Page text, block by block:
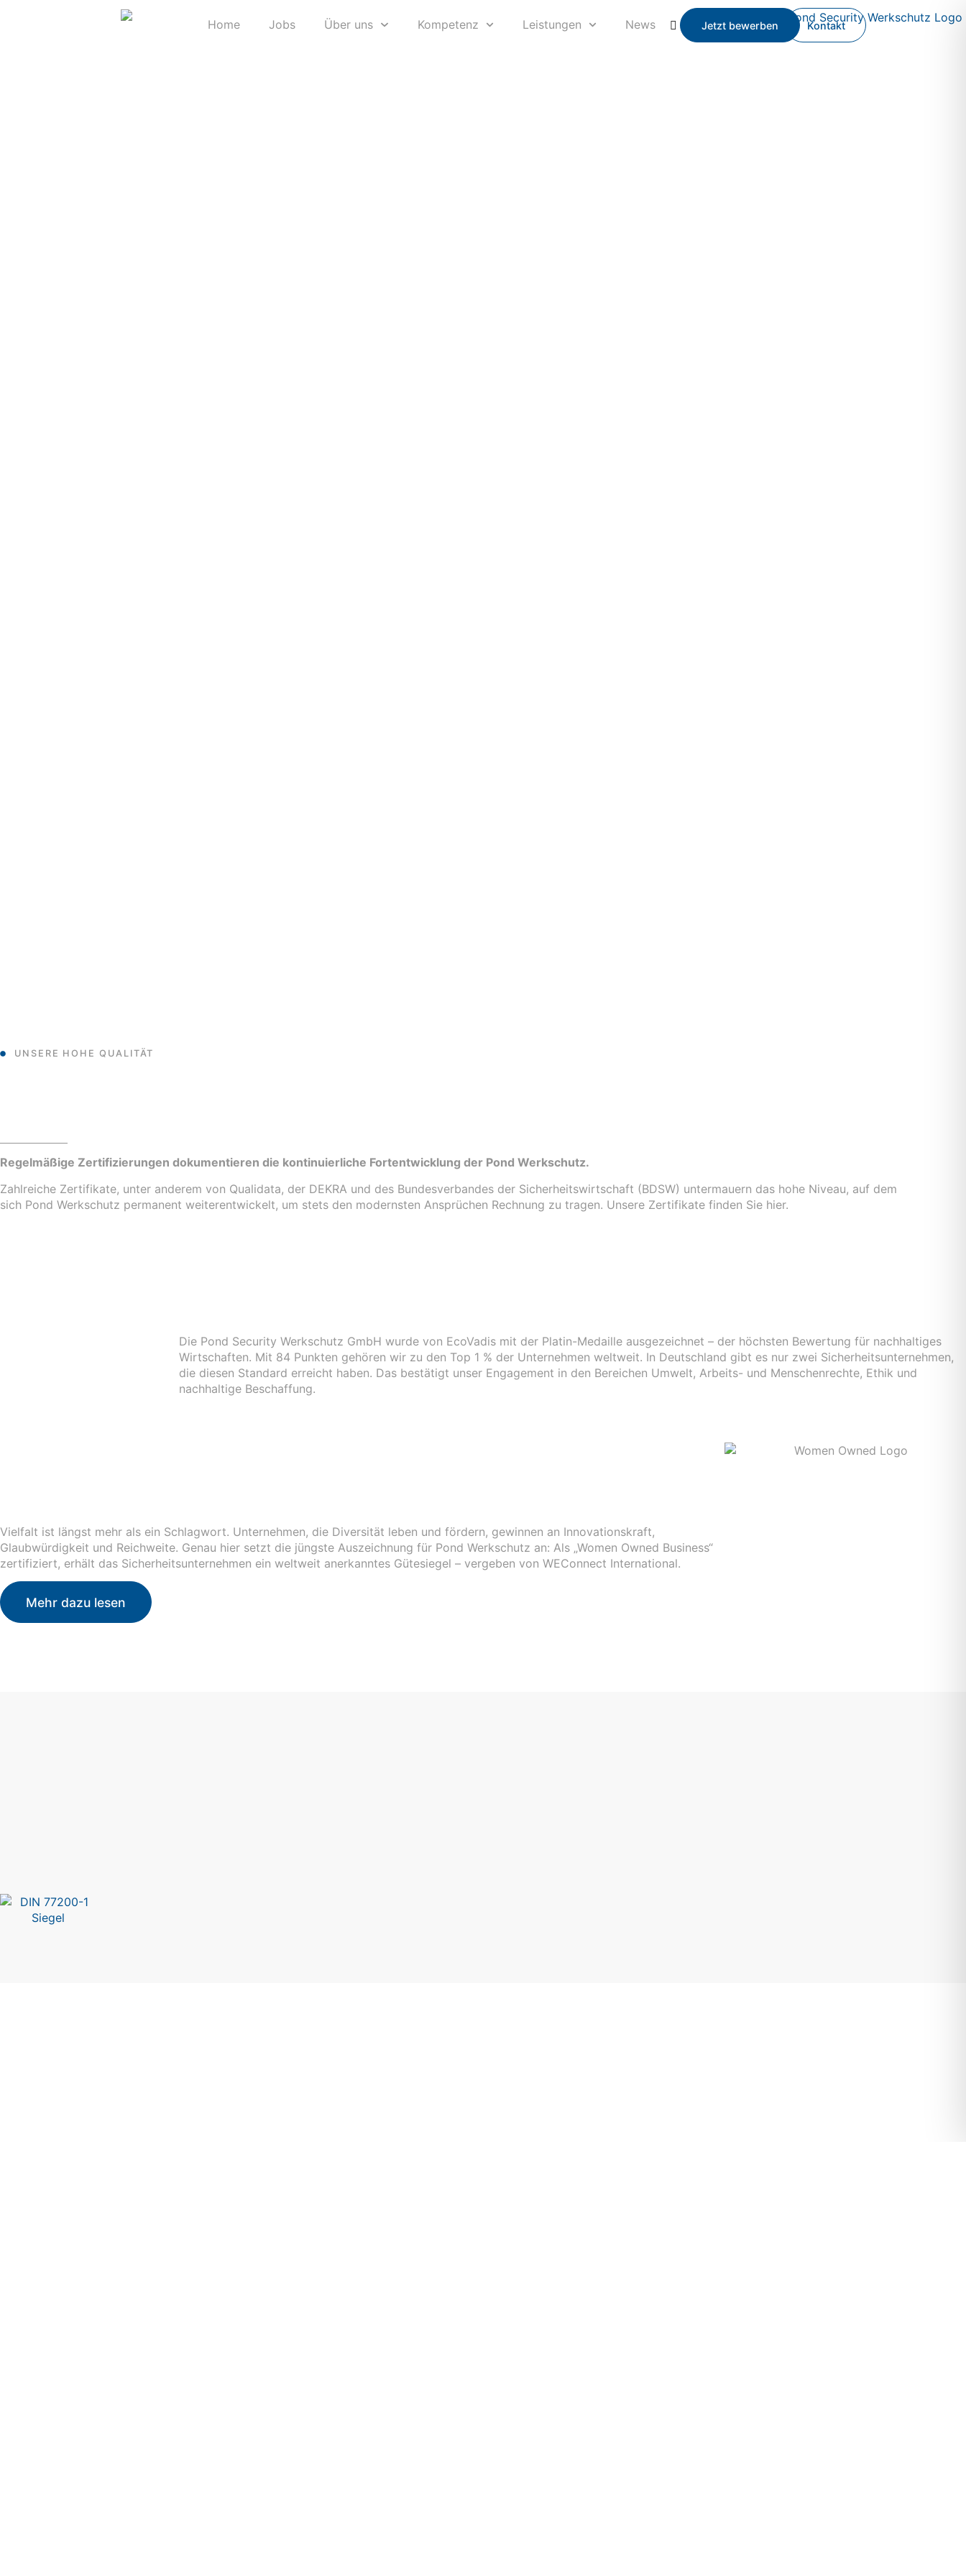
Home Jobs Über uns Kompetenz Leistungen News Jetzt bewerben Kontakt
UNSERE HOHE QUALITÄT
Regelmäßige Zertifizierungen dokumentieren die kontinuierliche Fortentwicklung der Pond Werkschutz.
Zahlreiche Zertifikate, unter anderem von Qualidata, der DEKRA und des Bundesverbandes der Sicherheitswirtschaft (BDSW) untermauern das hohe Niveau, auf dem
sich Pond Werkschutz permanent weiterentwickelt, um stets den modernsten Ansprüchen Rechnung zu tragen. Unsere Zertifikate finden Sie hier.
Die Pond Security Werkschutz GmbH wurde von EcoVadis mit der Platin-Medaille ausgezeichnet – der höchsten Bewertung für nachhaltiges
Wirtschaften. Mit 84 Punkten gehören wir zu den Top 1 % der Unternehmen weltweit. In Deutschland gibt es nur zwei Sicherheitsunternehmen,
die diesen Standard erreicht haben. Das bestätigt unser Engagement in den Bereichen Umwelt, Arbeits- und Menschenrechte, Ethik und
nachhaltige Beschaffung.
Vielfalt ist längst mehr als ein Schlagwort. Unternehmen, die Diversität leben und fördern, gewinnen an Innovationskraft,
Glaubwürdigkeit und Reichweite. Genau hier setzt die jüngste Auszeichnung für Pond Werkschutz an: Als „Women Owned Business“
zertifiziert, erhält das Sicherheitsunternehmen ein weltweit anerkanntes Gütesiegel – vergeben von WEConnect International.
Mehr dazu lesen